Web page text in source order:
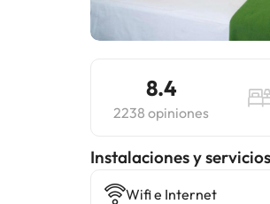
8.4
2238 opiniones
Instalaciones y
Wifi e Internet